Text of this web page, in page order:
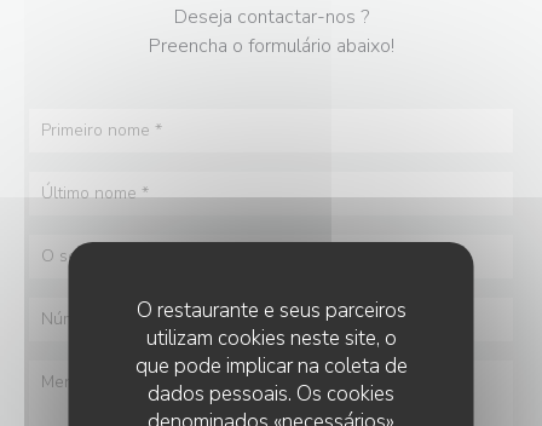
O restaurante e seus parceiros
utilizam cookies neste site, o
que pode implicar na coleta de
dados pessoais. Os cookies
Deseja contactar-nos ?
Preencha o formulário abaixo!